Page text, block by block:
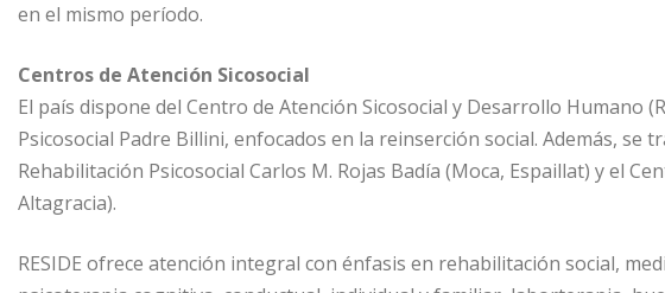
en el mismo período.
Centros de Atención Sicosocial
El país dispone del Centro de Atención Sicosocial y Desarrollo Humano
Psicosocial Padre Billini, enfocados en la reinserción social. Además, se
Rehabilitación Psicosocial Carlos M. Rojas Badía (Moca, Espaillat) y el
Altagracia).
RESIDE ofrece atención integral con énfasis en rehabilitación social,